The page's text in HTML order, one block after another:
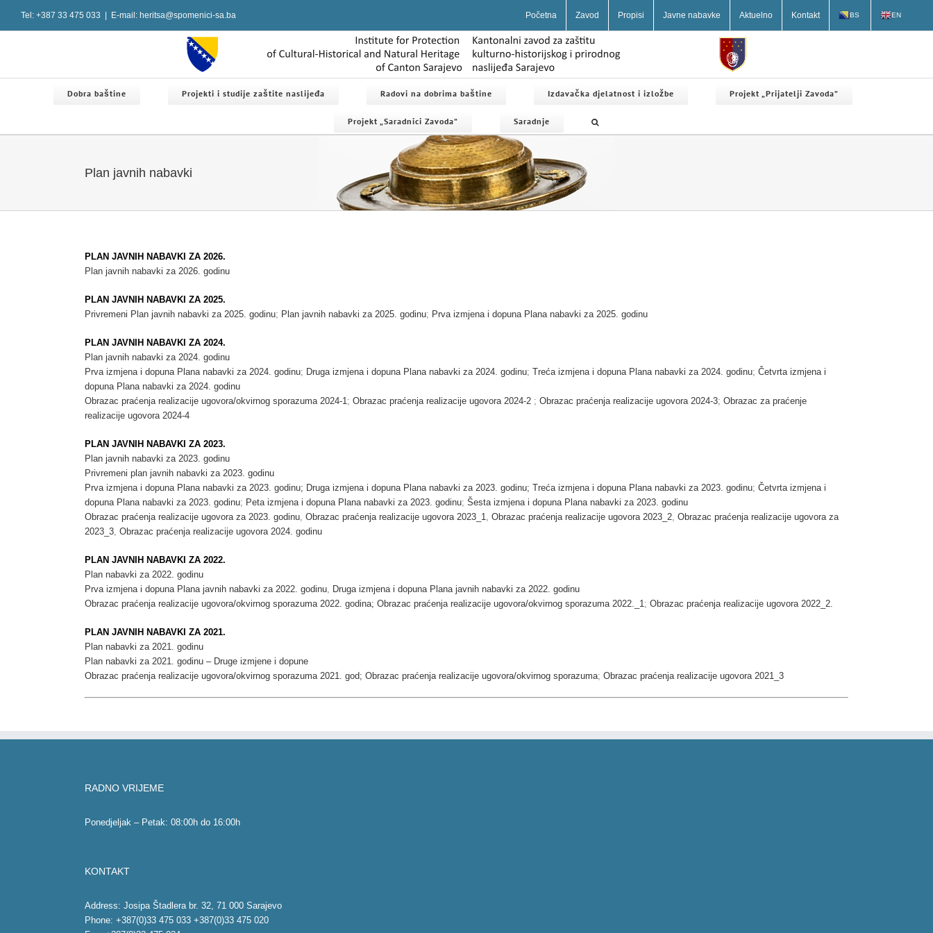
Tel: +387 33 475 033 E-mail: heritsa@spomenici-sa.ba Početna Zavod Propisi Javne nabavke Aktuelno Kontakt BS EN
Dobra baštine Projekti i studije zaštite naslijeđa Radovi na dobrima baštine Izdavačka djelatnost i izložbe Projekt „Prijatelji Zavoda”
Projekt „Saradnici Zavoda” Saradnje
Plan javnih nabavki
PLAN JAVNIH NABAVKI ZA 2026.
Plan javnih nabavki za 2026. godinu
PLAN JAVNIH NABAVKI ZA 2025.
Privremeni Plan javnih nabavki za 2025. godinu; Plan javnih nabavki za 2025. godinu; Prva izmjena i dopuna Plana nabavki za 2025. godinu
PLAN JAVNIH NABAVKI ZA 2024.
Plan javnih nabavki za 2024. godinu
Prva izmjena i dopuna Plana nabavki za 2024. godinu; Druga izmjena i dopuna Plana nabavki za 2024. godinu; Treća izmjena i dopuna Plana nabavki za 2024. godinu; Četvrta izmjena i
dopuna Plana nabavki za 2024. godinu
Obrazac praćenja realizacije ugovora/okvirnog sporazuma 2024-1; Obrazac praćenja realizacije ugovora 2024-2 ; Obrazac praćenja realizacije ugovora 2024-3; Obrazac za praćenje
realizacije ugovora 2024-4
PLAN JAVNIH NABAVKI ZA 2023.
Plan javnih nabavki za 2023. godinu
Privremeni plan javnih nabavki za 2023. godinu
Prva izmjena i dopuna Plana nabavki za 2023. godinu; Druga izmjena i dopuna Plana nabavki za 2023. godinu; Treća izmjena i dopuna Plana nabavki za 2023. godinu; Četvrta izmjena i
dopuna Plana nabavki za 2023. godinu; Peta izmjena i dopuna Plana nabavki za 2023. godinu; Šesta izmjena i dopuna Plana nabavki za 2023. godinu
Obrazac praćenja realizacije ugovora za 2023. godinu, Obrazac praćenja realizacije ugovora 2023_1, Obrazac praćenja realizacije ugovora 2023_2, Obrazac praćenja realizacije ugovora za
2023_3, Obrazac praćenja realizacije ugovora 2024. godinu
PLAN JAVNIH NABAVKI ZA 2022.
Plan nabavki za 2022. godinu
Prva izmjena i dopuna Plana javnih nabavki za 2022. godinu, Druga izmjena i dopuna Plana javnih nabavki za 2022. godinu
Obrazac praćenja realizacije ugovora/okvirnog sporazuma 2022. godina; Obrazac praćenja realizacije ugovora/okvirnog sporazuma 2022._1; Obrazac praćenja realizacije ugovora 2022_2.
PLAN JAVNIH NABAVKI ZA 2021.
Plan nabavki za 2021. godinu
Plan nabavki za 2021. godinu – Druge izmjene i dopune
Obrazac praćenja realizacije ugovora/okvirnog sporazuma 2021. god; Obrazac praćenja realizacije ugovora/okvirnog sporazuma; Obrazac praćenja realizacije ugovora 2021_3
RADNO VRIJEME
Ponedjeljak – Petak: 08:00h do 16:00h
KONTAKT
Address: Josipa Štadlera br. 32, 71 000 Sarajevo
Phone: +387(0)33 475 033 +387(0)33 475 020